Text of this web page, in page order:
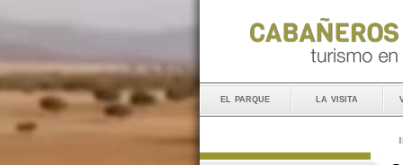
el parque la visita